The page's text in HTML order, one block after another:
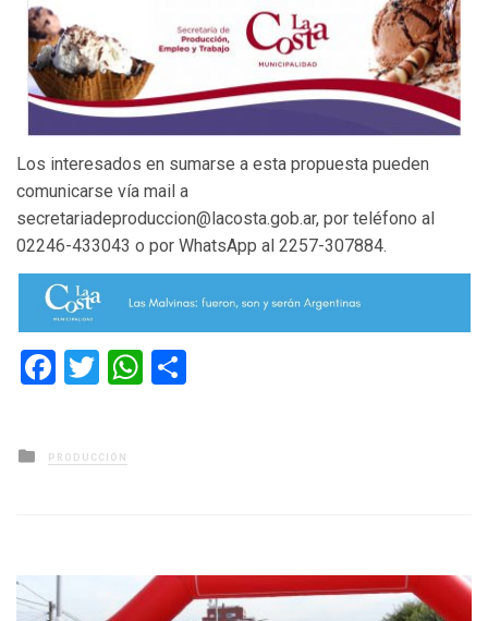
Los interesados en sumarse a esta propuesta pueden
comunicarse vía mail a
secretariadeproduccion@lacosta.gob.ar, por teléfono al
02246-433043 o por WhatsApp al 2257-307884.
Facebook
TwitterWhatsApp
Posted
in
PRODUCCIÓN